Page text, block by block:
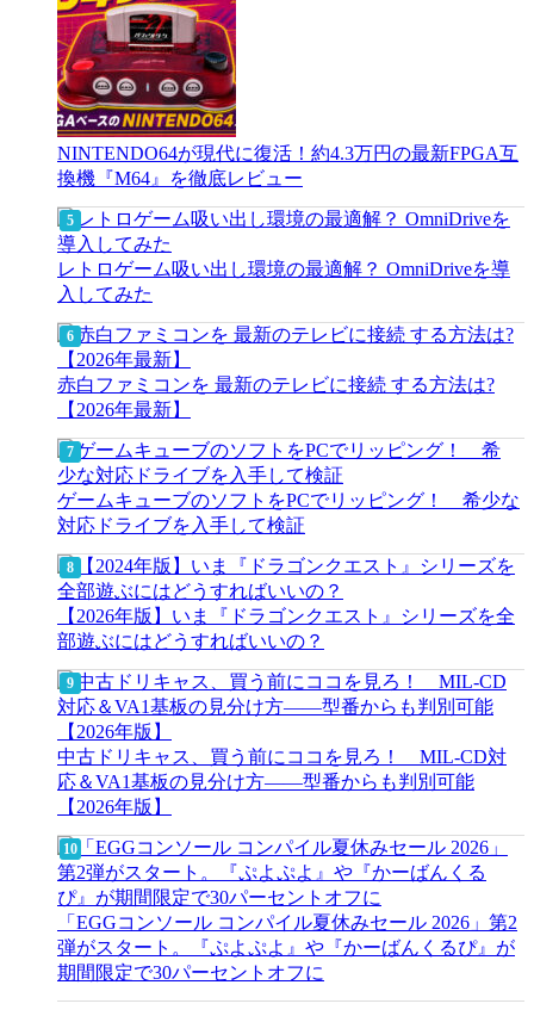
NINTENDO64が現代に復活！約4.3万円の最新FPGA互
換機『M64』を徹底レビュー
レトロゲーム吸い出し環境の最適解？ OmniDriveを導
入してみた
赤白ファミコンを 最新のテレビに接続 する方法は?
【2026年最新】
ゲームキューブのソフトをPCでリッピング！ 希少な
対応ドライブを入手して検証
【2026年版】いま『ドラゴンクエスト』シリーズを全
部遊ぶにはどうすればいいの？
中古ドリキャス、買う前にココを見ろ！ MIL-CD対
応＆VA1基板の見分け方——型番からも判別可能
【2026年版】
「EGGコンソール コンパイル夏休みセール 2026」第2
弾がスタート。『ぷよぷよ』や『かーばんくるぴ』が
期間限定で30パーセントオフに